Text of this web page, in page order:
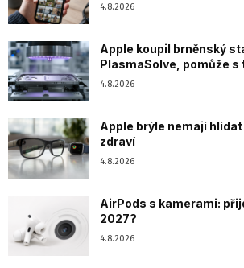
4.8.2026
Apple koupil brněnský
PlasmaSolve, pomůže
4.8.2026
Apple brýle nemají
zdraví
4.8.2026
AirPods s kamerami:
2027?
4.8.2026